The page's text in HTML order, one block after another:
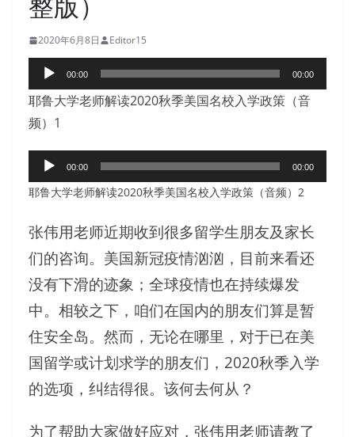
2020年6月8日 Editor15
频
播
放
00:00 00:00
耶鲁大学老师解读2020秋季美国名校入学政策（音
频）1
频
放
器
00:00 00:00
耶鲁大学老师解读2020秋季美国名校入学政策（音频）2
张伟用老师近期收到很多留学生朋友及家长
们的咨询。美国新冠疫情汹汹，目前来看还
没有下滑的迹象；全球疫情也在持续爆发
中。相较之下，咱们在国内的朋友们算是暂
住安全岛。然而，无论在哪里，对于已在美
国留学或计划求学的朋友们，2020秋季入学
的选项，纠结得很。该何去何从？
为了帮助大家做好应对，张伟用老师请教了